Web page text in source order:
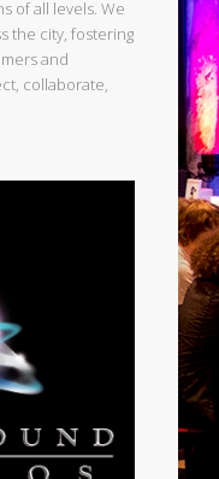
of all levels. We
the city, fostering
and
collaborate,